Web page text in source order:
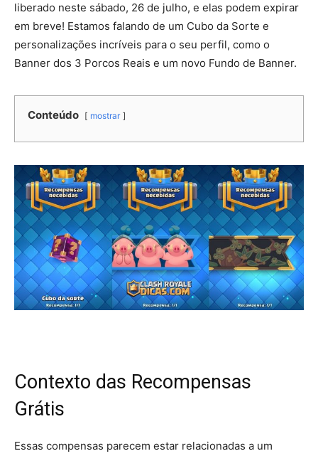
liberado neste sábado, 26 de julho, e elas podem expirar
em breve! Estamos falando de um Cubo da Sorte e
personalizações incríveis para o seu perfil, como o
Banner dos 3 Porcos Reais e um novo Fundo de Banner.
Conteúdo mostrar
Contexto das Recompensas
Grátis
Essas compensas parecem estar relacionadas a um